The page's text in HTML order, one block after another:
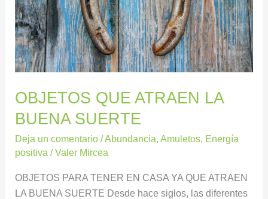
OBJETOS QUE ATRAEN LA
BUENA SUERTE
Deja un comentario /Abundancia,Amuletos, Energía
positiva /Valer Mircea
OBJETOS PARA TENER EN CASA YA QUE ATRAEN
LA BUENA SUERTE Desde hace siglos, las diferentes